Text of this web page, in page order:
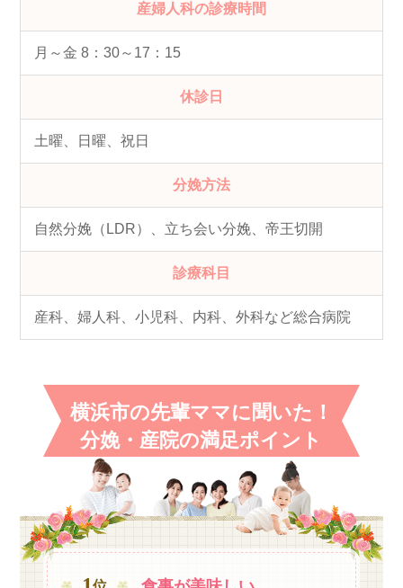
産婦人科の診療時間
月～金 8：30～17：15
休診日
土曜、日曜、祝日
分娩方法
自然分娩（LDR）、立ち会い分娩、帝王切開
診療科目
産科、婦人科、小児科、内科、外科など総合病院
横浜市の先輩ママに聞いた！
分娩・産院の満足ポイント